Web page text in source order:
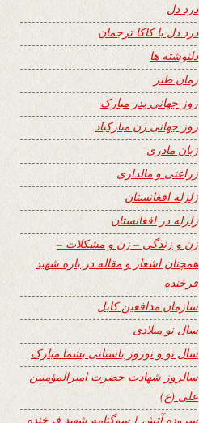
درد دل
درد دل با کاکا ترجمان
دلنوشته ها
رمان طنز
روز جهانی پدر مبارک
روز جهانی زن مبارکباد
زبان مادری
زراعتی و مالداری
زلزله افغانستان
زلزله در افغانستان
زن و زندگی – زن و مشکلات –
همچنان اشعار و مقاله در باره شهید
فرخنده
سازمان مدافعین کابل
سال نو میلادی
سال نو و نوروز باستانی بشما مبارک
سالروز شهادت حضرت امیرالمؤمنین
علی (ع)
سروده آتش { سوگنامه شهید فرخنده